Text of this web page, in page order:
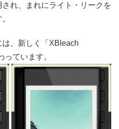
れ、まれにライト・リークを
、新しく「XBleach
っています。